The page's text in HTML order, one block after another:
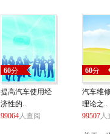
60分
提高汽车使用经
济性的..
99064人查阅
60分
汽车维
理论之..
99507人